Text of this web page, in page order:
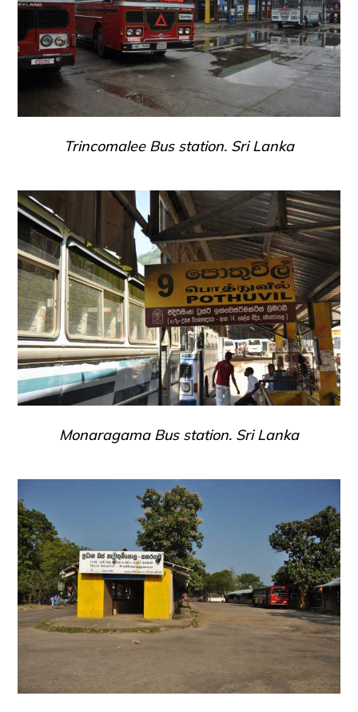
Trincomalee Bus station. Sri Lanka
Monaragama Bus station. Sri Lanka